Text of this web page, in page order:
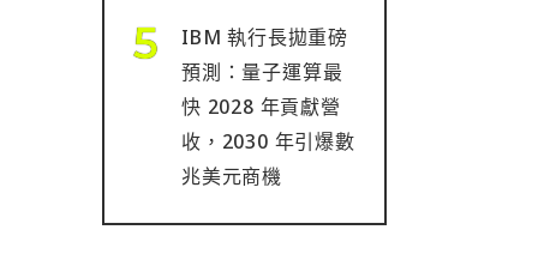
IBM 執行長拋重磅
預測：量子運算最
快 2028 年貢獻營
收，2030 年引爆數
兆美元商機